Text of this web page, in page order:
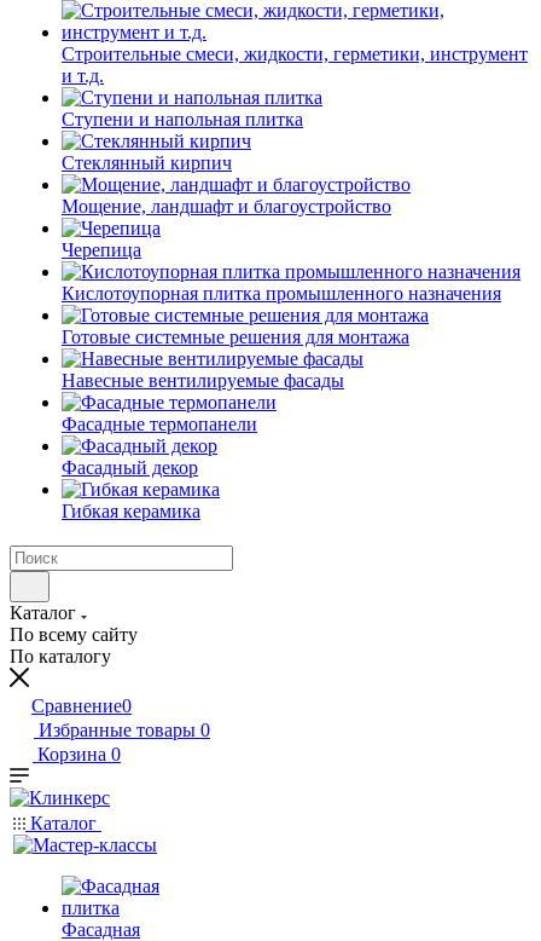
Строительные смеси, жидкости, герметики, инструмент
и т.д.
Ступени и напольная плитка
Cтеклянный кирпич
Мощение, ландшафт и благоустройство
Черепица
Кислотоупорная плитка промышленного назначения
Готовые системные решения для монтажа
Навесные вентилируемые фасады
Фасадные термопанели
Фасадный декор
Гибкая керамика
Каталог
По всему сайту
По каталогу
Сравнение0
Избранные товары 0
Корзина 0
Каталог
Фасадная